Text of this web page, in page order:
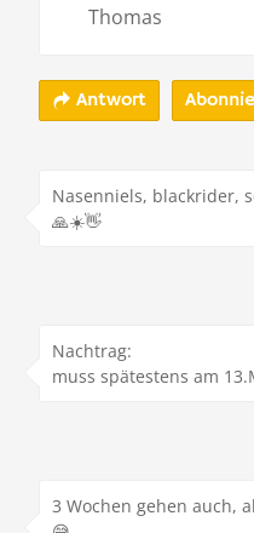
Thomas
Antwort
Nasenniels, blackrider,
🙏☀️👋
Nachtrag:
muss spätestens am
3 Wochen gehen auch,